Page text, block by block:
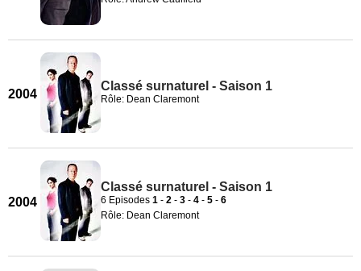
2004
Classé surnaturel - Saison 1
Rôle: Dean Claremont
2004
Classé surnaturel - Saison 1
6 Episodes 1 - 2 - 3 - 4 - 5 - 6
Rôle: Dean Claremont